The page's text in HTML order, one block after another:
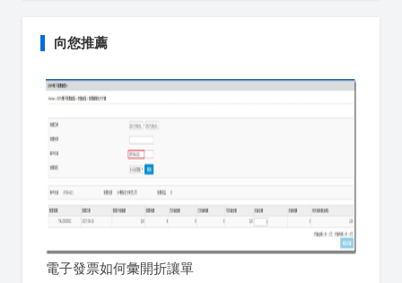
向您推薦
電子發票如何彙開折讓單